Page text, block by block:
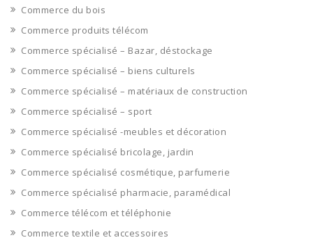
Commerce du bois
Commerce produits télécom
Commerce spécialisé – Bazar, déstockage
Commerce spécialisé – biens culturels
Commerce spécialisé – matériaux de construction
Commerce spécialisé – sport
Commerce spécialisé -meubles et décoration
Commerce spécialisé bricolage, jardin
Commerce spécialisé cosmétique, parfumerie
Commerce spécialisé pharmacie, paramédical
Commerce télécom et téléphonie
Commerce textile et accessoires